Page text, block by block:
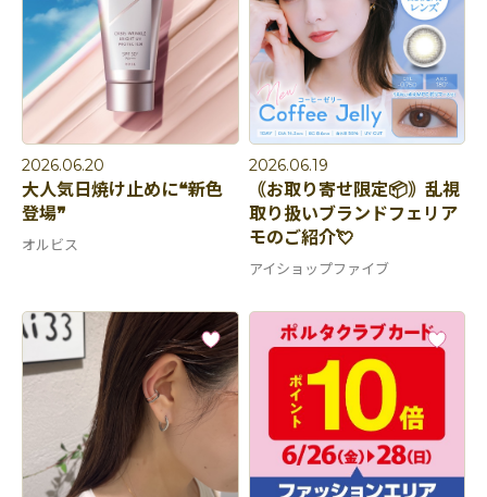
2026.06.20
大人気日焼け止めに❝新色
登場❞
オルビス
2026.06.19
｟お取り寄せ限定📦｠乱視
取り扱いブランドフェリア
モのご紹介💘
アイショップファイブ